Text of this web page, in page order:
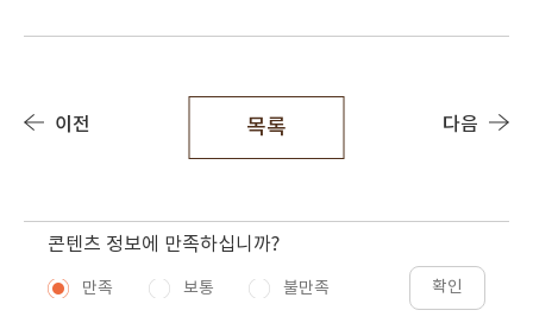
이전 목록 다음
콘텐츠 정보에 만족하십니까?
만족 보통 불만족 확인